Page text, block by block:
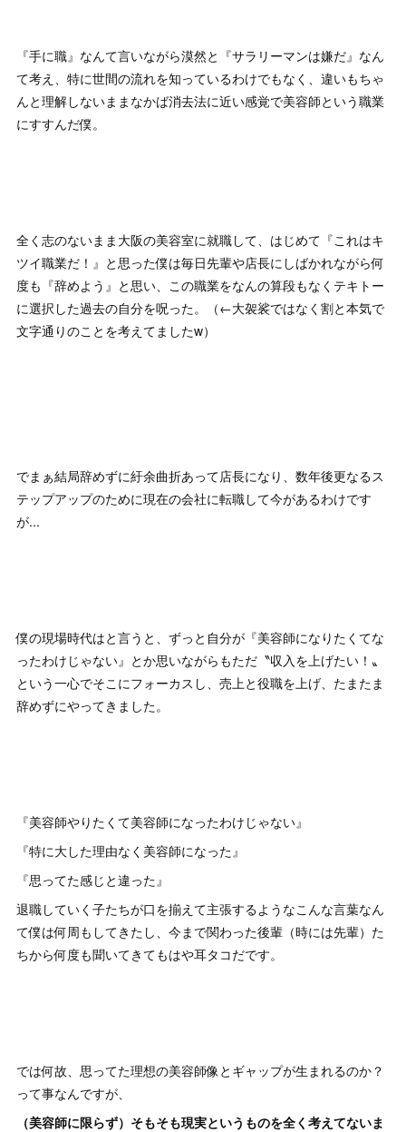
『手に職』なんて言いながら漠然と『サラリーマンは嫌だ』なん
て考え、特に世間の流れを知っているわけでもなく、違いもちゃ
んと理解しないままなかば消去法に近い感覚で美容師という職業
にすすんだ僕。
全く志のないまま大阪の美容室に就職して、はじめて『これはキ
ツイ職業だ！』と思った僕は毎日先輩や店長にしばかれながら何
度も『辞めよう』と思い、この職業をなんの算段もなくテキトー
に選択した過去の自分を呪った。（←大袈裟ではなく割と本気で
文字通りのことを考えてましたw）
でまぁ結局辞めずに紆余曲折あって店長になり、数年後更なるス
テップアップのために現在の会社に転職して今があるわけです
が...
僕の現場時代はと言うと、ずっと自分が『美容師になりたくてな
ったわけじゃない』とか思いながらもただ〝収入を上げたい！〟
という一心でそこにフォーカスし、売上と役職を上げ、たまたま
辞めずにやってきました。
『美容師やりたくて美容師になったわけじゃない』
『特に大した理由なく美容師になった』
『思ってた感じと違った』
退職していく子たちが口を揃えて主張するようなこんな言葉なん
て僕は何周もしてきたし、今まで関わった後輩（時には先輩）た
ちから何度も聞いてきてもはや耳タコだです。
では何故、思ってた理想の美容師像とギャップが生まれるのか？
って事なんですが、
（美容師に限らず）そもそも現実というものを全く考えてないま